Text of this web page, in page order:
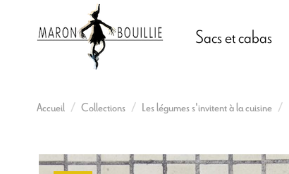
Sacs et cabas
Accueil Collections Les légumes s'invitent à la cuisine